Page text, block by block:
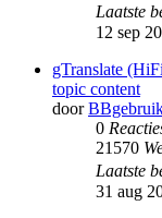
Laatste
12 sep
gTranslate
topic content
door
0
21570
Laatste
31 aug